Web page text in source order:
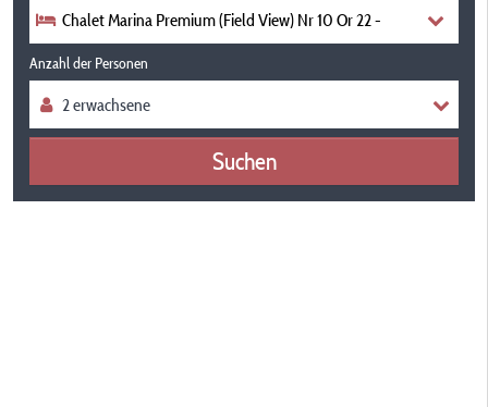
Chalet Marina Premium (Field View) Nr 10 Or 22 -
Anzahl der Personen
Suchen